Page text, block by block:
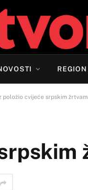
REGION
položio cvijeće srpskim